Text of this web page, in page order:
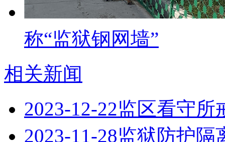
称“监狱钢网墙”
相关新闻
2023-12-22监区看守所
2023-11-28监狱防护隔